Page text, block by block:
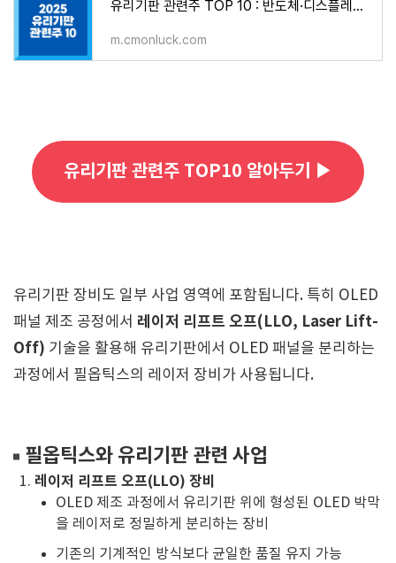
유리기판 관련주 TOP 10 : 반도체·디스플레이 혁신을 이끌 핵심 종목
m.cmonluck.com
유리기판 관련주 TOP10 알아두기 ▶
유리기판 장비도 일부 사업 영역에 포함됩니다. 특히 OLED
패널 제조 공정에서 레이저 리프트 오프(LLO, Laser Lift-
Off) 기술을 활용해 유리기판에서 OLED 패널을 분리하는
과정에서 필옵틱스의 레이저 장비가 사용됩니다.
필옵틱스와 유리기판 관련 사업
레이저 리프트 오프(LLO) 장비
OLED 제조 과정에서 유리기판 위에 형성된 OLED 박막
을 레이저로 정밀하게 분리하는 장비
기존의 기계적인 방식보다 균일한 품질 유지 가능